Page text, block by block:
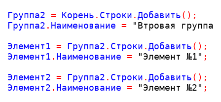
Группа2 = Корень . Строки .Добавить( ) ;
Группа2 . Наименование = "Втровая группа"
Элемент1 = Группа2 . Строки .Добавить( ) ;
Элемент1 . Наименование = "Элемент №1" ;
Элемент2 = Группа2 . Строки .Добавить( ) ;
Элемент2 . Наименование = "Элемент №2" ;